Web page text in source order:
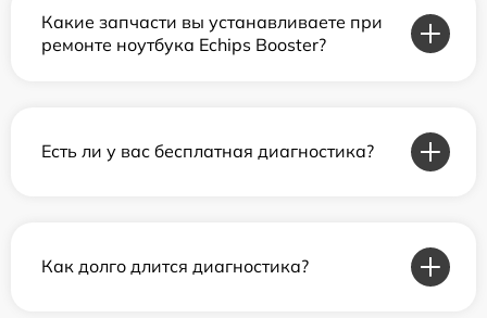
Какие запчасти вы устанавливаете при
ремонте ноутбука Echips Booster?
Есть ли у вас бесплатная диагностика?
Как долго длится диагностика?